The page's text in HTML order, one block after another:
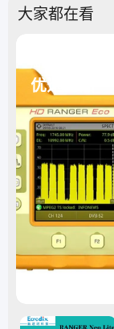
大家都在看
优选商品